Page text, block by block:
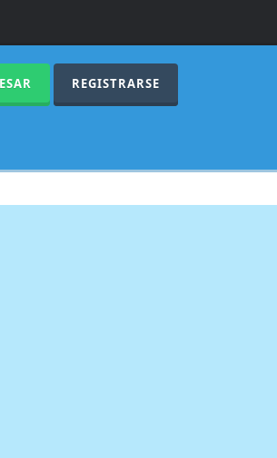
REGISTRARSE